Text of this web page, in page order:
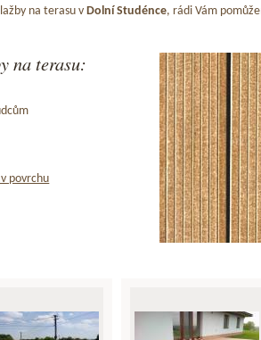
na terasu v Dolní Studénce, rádi Vám
na terasu:
povrchu